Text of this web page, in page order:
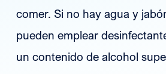
comer. Si no hay agua y
pueden emplear
un contenido de alcohol